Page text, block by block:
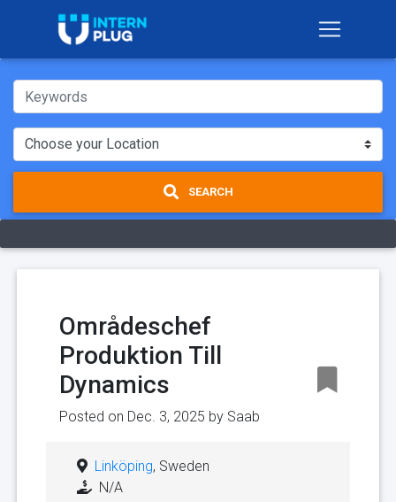
SEARCH
Områdeschef
Produktion Till
Dynamics
Posted on Dec. 3, 2025 by Saab
Linköping, Sweden
N/A